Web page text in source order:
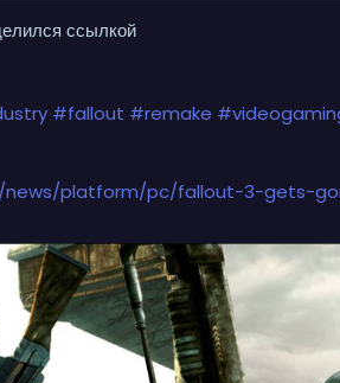
ссылкой
#fallout #remake
news/platform/pc/fallout-3-gets-